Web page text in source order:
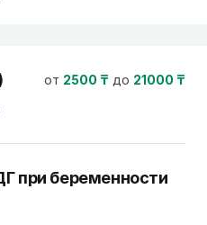
от 2500 ₸ до 21000 ₸
при беременности